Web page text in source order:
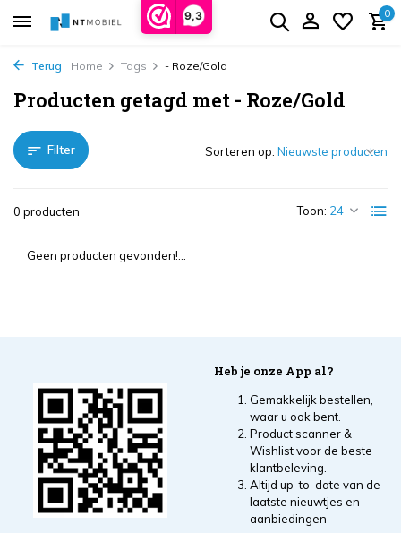
9,3 0
Terug Home Tags - Roze/Gold
Producten getagd met - Roze/Gold
Filter
0 producten Toon:
Sorteren op:
Geen producten gevonden!...
Heb je onze App al?
Gemakkelijk bestellen,
waar u ook bent.
Product scanner &
Wishlist voor de beste
klantbeleving.
Altijd up-to-date van de
laatste nieuwtjes en
aanbiedingen